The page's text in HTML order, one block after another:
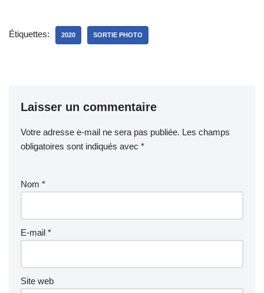
Étiquettes: 2020 SORTIE PHOTO
Laisser un commentaire
Votre adresse e-mail ne sera pas publiée. Les champs
obligatoires sont indiqués avec *
Nom *
E-mail *
Site web